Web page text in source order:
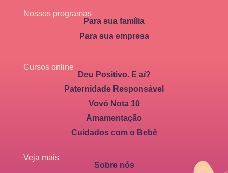
Nossos programas
Para sua família
Para sua empresa
Cursos online
Deu Positivo. E aí?
Paternidade Responsável
Vovó Nota 10
Amamentação
Cuidados com o Bebê
Veja mais
Sobre nós